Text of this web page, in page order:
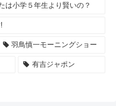
は小学５年生より賢いの？
羽鳥慎一モーニングショー
有吉ジャポン